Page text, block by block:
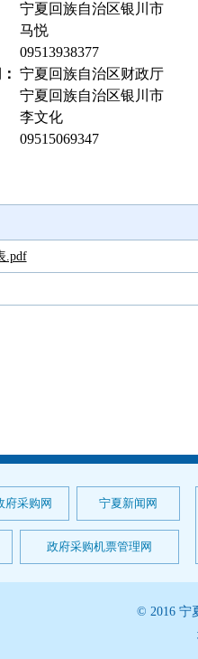
宁夏回族自治区银川市
马悦
09513938377
宁夏回族自治区财政厅
宁夏回族自治区银川市
李文化
09515069347
.pdf
府采购网 宁夏新闻网
政府采购机票管理网
© 2016 宁